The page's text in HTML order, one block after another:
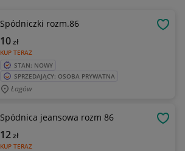
Spódniczki rozm.86
KUP TERAZ
10zł
STAN: NOWY
SPRZEDAJĄCY: OSOBA PRYWATNA
Łagów
Spódnica jeansowa rozm 86
KUP TERAZ
12zł